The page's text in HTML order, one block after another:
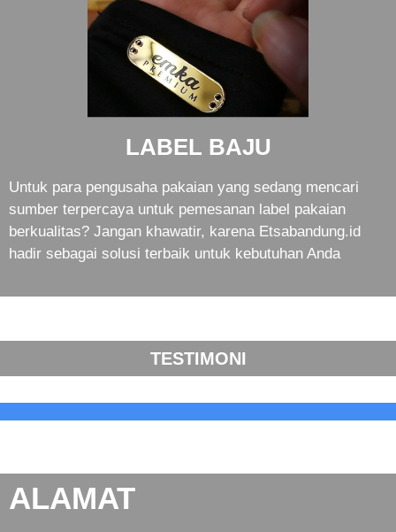
LABEL BAJU
Untuk para pengusaha pakaian yang sedang mencari
sumber terpercaya untuk pemesanan label pakaian
berkualitas? Jangan khawatir, karena Etsabandung.id
hadir sebagai solusi terbaik untuk kebutuhan Anda
TESTIMONI
ALAMAT